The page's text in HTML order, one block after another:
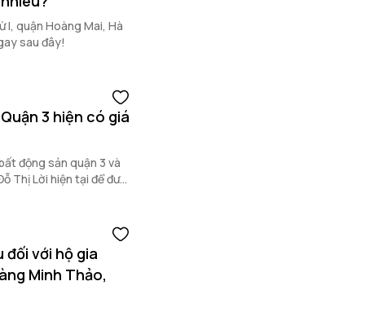
I, quận Hoàng Mai, Hà
sau đây!
3 hiện có giá
động sản quận 3 và
Thị Lời hiện tại để đưa
với hộ gia
Minh Thảo,